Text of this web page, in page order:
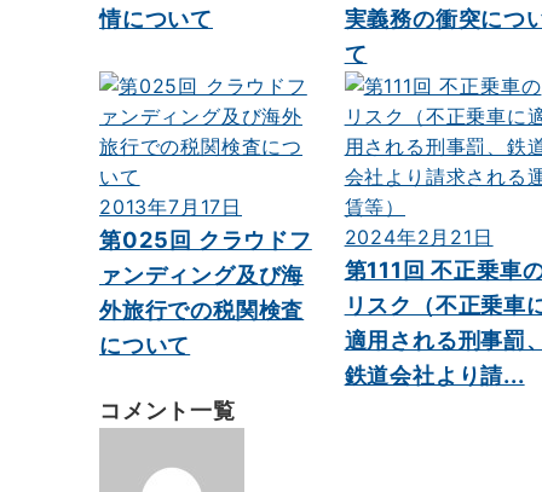
情について
実義務の衝突につ
て
2013年7月17日
第025回 クラウドフ
ァンディング及び海
外旅行での税関検査
について
2024年2月21日
第111回 不正乗車
リスク（不正乗車
適用される刑事罰、
鉄道会社より請...
コメント一覧